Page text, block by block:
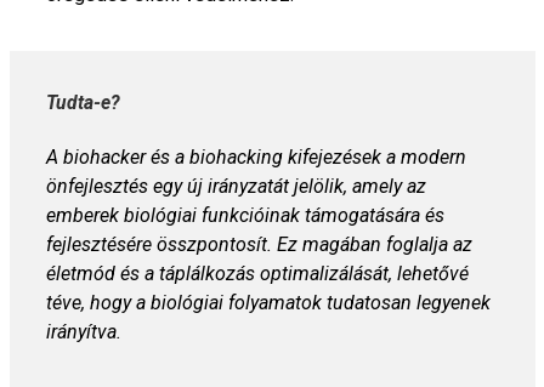
Tudta-e?
A biohacker és a biohacking kifejezések a modern
önfejlesztés egy új irányzatát jelölik, amely az
emberek biológiai funkcióinak támogatására és
fejlesztésére összpontosít. Ez magában foglalja az
életmód és a táplálkozás optimalizálását, lehetővé
téve, hogy a biológiai folyamatok tudatosan legyenek
irányítva.